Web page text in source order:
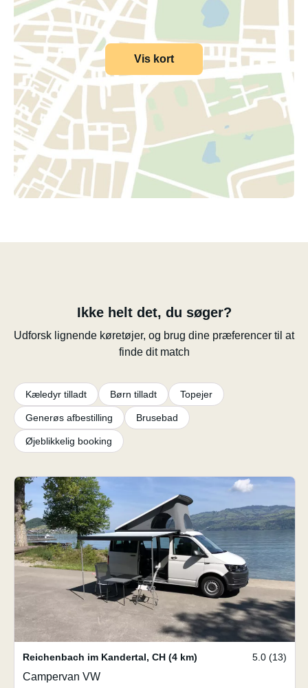
Vis kort
Ikke helt det, du søger?
Udforsk lignende køretøjer, og brug dine præferencer til at
finde dit match
Kæledyr tilladt Børn tilladt Topejer
Generøs afbestilling Brusebad
Øjeblikkelig booking
Reichenbach im Kandertal, CH (4 km) 5.0 (13)
Campervan VW